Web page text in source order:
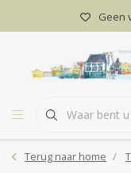
Geen
Terug naar home